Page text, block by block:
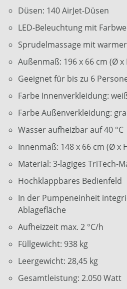
Düsen: 140 AirJet-Düsen
LED-Beleuchtung mit
Sprudelmassage mit
Außenmaß: 196 x 66 cm (Ø x
Geeignet für bis zu 6
Farbe Innenverkleidung:
Farbe Außenverkleidung:
Wasser aufheizbar auf 40 °C
Innenmaß: 148 x 66 cm (Ø x
Material: 3-lagiges TriTech-
Hochklappbares Bedienfeld
In der Pumpeneinheit
Ablagefläche
Aufheizzeit max. 2 °C/h
Füllgewicht: 938 kg
Leergewicht: 28,45 kg
Gesamtleistung: 2.050 Watt